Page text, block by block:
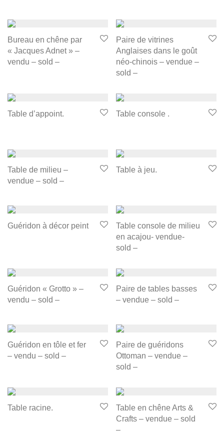
Bureau en chêne par
« Jacques Adnet » –
vendu – sold –
Paire de vitrines
Anglaises dans le goût
néo-chinois – vendue –
sold –
Table d’appoint. Table console .
Table de milieu –
vendue – sold –
Table à jeu.
Guéridon à décor peint
Table console de milieu
en acajou- vendue-
sold –
Guéridon « Grotto » –
vendu – sold –
Paire de tables basses
– vendue – sold –
Guéridon en tôle et fer
– vendu – sold –
Paire de guéridons
Ottoman – vendue –
sold –
Table racine.
Table en chêne Arts &
Crafts – vendue – sold
–